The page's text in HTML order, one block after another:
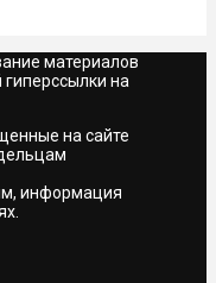
материалов
гиперссылки на
на сайте
информация